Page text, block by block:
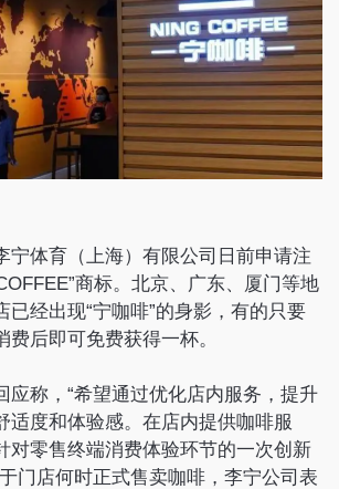
宁体育（上海）有限公司日前申请注
商标。北京、广东、厦门等地
已经出现“宁咖啡”的身影，有的只要
后即可免费获得一杯。
应称，“希望通过优化店内服务，提升
适度和体验感。在店内提供咖啡服
对零售终端消费体验环节的一次创新
门店何时正式售卖咖啡，李宁公司表